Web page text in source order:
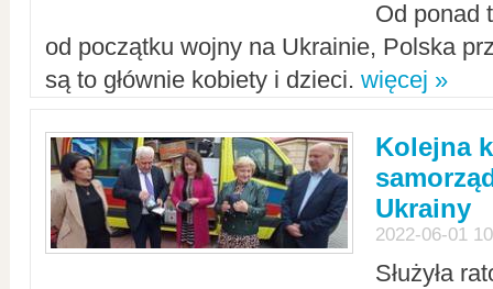
Od ponad
od początku wojny na Ukrainie, Polska
są to głównie kobiety i dzieci. więcej »
Kolejna
Ukrainy
2022-06-01
Służyła